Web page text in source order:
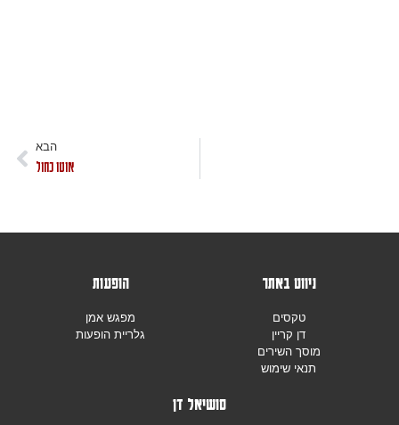
הבא
אוטו כחול
ניווט באתר
טקסים
דן קריין
מוסך השירים
תנאי שימוש
הופעות
מפגש אמן
גלריית הופעות
סושיאל דן